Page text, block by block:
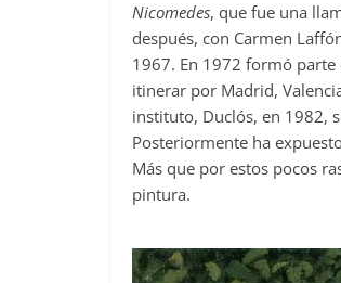
Nicomedes, que fue una
después, con Carmen
1967. En 1972 formó parte
itinerar por Madrid,
instituto, Duclós, en 1982,
Posteriormente ha
Más que por estos pocos
pintura.